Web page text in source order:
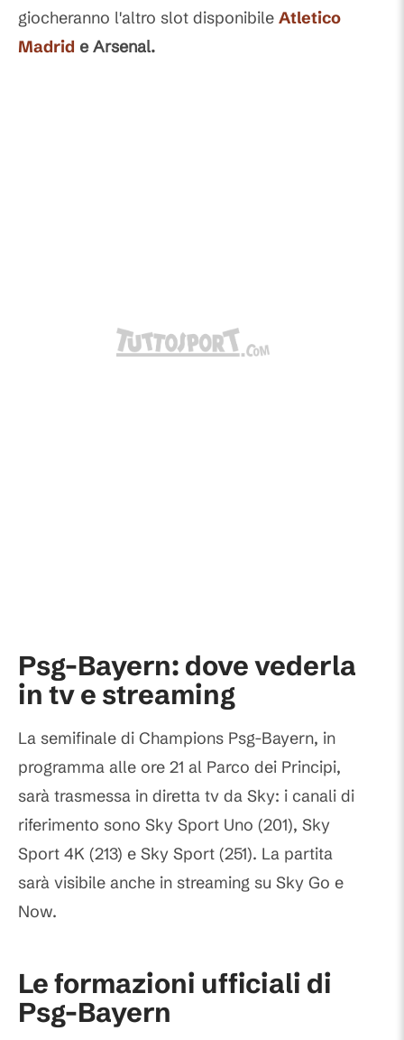
giocheranno l'altro slot disponibile Atletico
Madrid e Arsenal.
Psg-Bayern: dove vederla
in tv e streaming
La semifinale di Champions Psg-Bayern, in
programma alle ore 21 al Parco dei Principi,
sarà trasmessa in diretta tv da Sky: i canali di
riferimento sono Sky Sport Uno (201), Sky
Sport 4K (213) e Sky Sport (251). La partita
sarà visibile anche in streaming su Sky Go e
Now.
Le formazioni ufficiali di
Psg-Bayern